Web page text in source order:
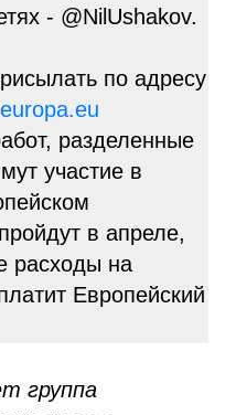
- @NilUshakov.
по адресу
разделенные
участие в
в апреле,
расходы на
Европейский
группа